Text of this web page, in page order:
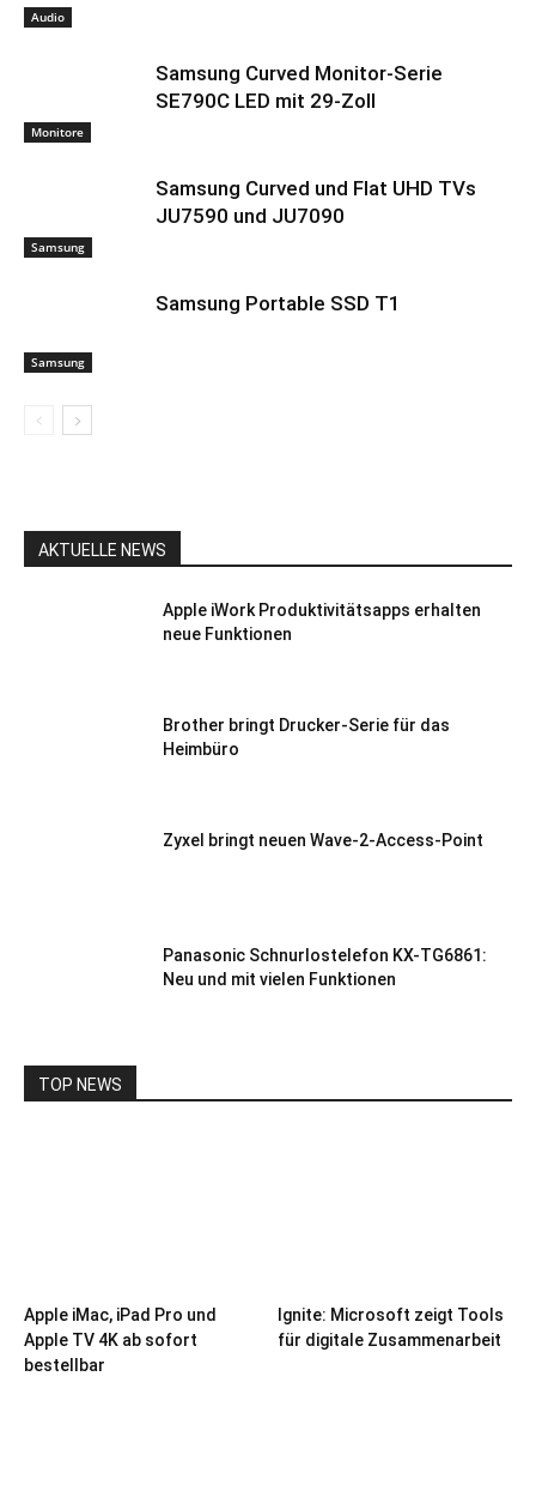
Audio
Monitore
Samsung Curved Monitor-Serie
SE790C LED mit 29-Zoll
Samsung
Samsung Curved und Flat UHD TVs
JU7590 und JU7090
Samsung
Samsung Portable SSD T1
AKTUELLE NEWS
Apple iWork Produktivitätsapps erhalten
neue Funktionen
Brother bringt Drucker-Serie für das
Heimbüro
Zyxel bringt neuen Wave-2-Access-Point
Panasonic Schnurlostelefon KX-TG6861:
Neu und mit vielen Funktionen
TOP NEWS
Apple iMac, iPad Pro und
Apple TV 4K ab sofort
bestellbar
Ignite: Microsoft zeigt Tools
für digitale Zusammenarbeit